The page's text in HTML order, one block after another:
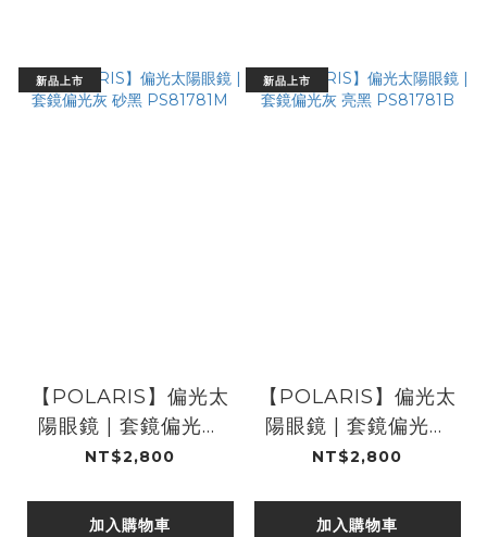
新品上市
【POLARIS】偏光太
陽眼鏡 | 套鏡偏光灰
砂黑 PS81781M
NT$2,800
加入購物車
新品上市
【POLARIS】偏光太
陽眼鏡 | 套鏡偏光灰
亮黑 PS81781B
NT$2,800
加入購物車